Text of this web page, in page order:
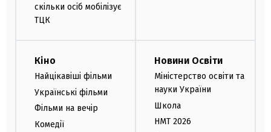
скільки осіб мобілізує
ТЦК
Кіно
Найцікавіші фільми
Українські фільми
Фільми на вечір
Комедії
Новини Освіти
Міністерство освіти та
науки України
Школа
НМТ 2026